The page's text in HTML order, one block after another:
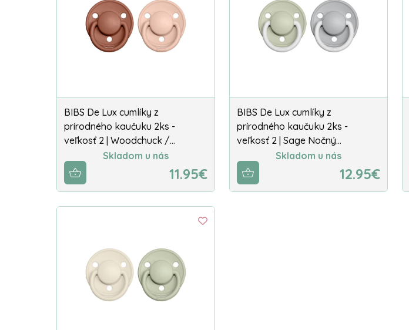
BIBS De Lux cumlíky z
prírodného kaučuku 2ks -
veľkosť 2 | Woodchuck /…
Skladom u nás
11.95€
BIBS De Lux cumlíky z
prírodného kaučuku 2ks -
veľkosť 2 | Sage Nočný…
Skladom u nás
12.95€